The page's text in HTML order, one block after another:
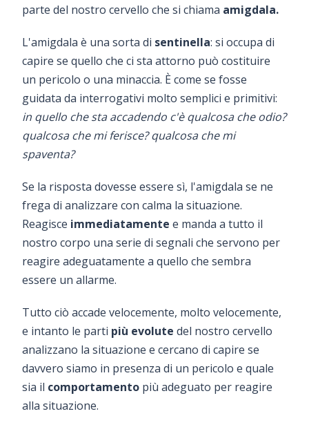
parte del nostro cervello che si chiama amigdala.
L'amigdala è una sorta di sentinella: si occupa di
capire se quello che ci sta attorno può costituire
un pericolo o una minaccia. È come se fosse
guidata da interrogativi molto semplici e primitivi:
in quello che sta accadendo c'è qualcosa che odio?
qualcosa che mi ferisce? qualcosa che mi
spaventa?
Se la risposta dovesse essere sì, l'amigdala se ne
frega di analizzare con calma la situazione.
Reagisce immediatamente e manda a tutto il
nostro corpo una serie di segnali che servono per
reagire adeguatamente a quello che sembra
essere un allarme.
Tutto ciò accade velocemente, molto velocemente,
e intanto le parti più evolute del nostro cervello
analizzano la situazione e cercano di capire se
davvero siamo in presenza di un pericolo e quale
sia il comportamento più adeguato per reagire
alla situazione.